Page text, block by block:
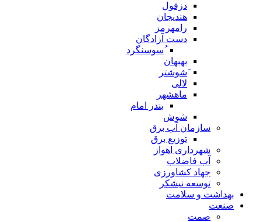
دزفول
هندیجان
رامهرمز
دست آزادگان
ُسوسنگرد
بهبهان
َشوشتر
لالی
ماهشهر
بندر امام
شوش
سازمان آب برق
توزیع برق
شهرداری اهواز
آب فاضلاب
جهاد کشاورزی
توسعه نیشکر
بهداشت و سلامت
صنعت
صمت